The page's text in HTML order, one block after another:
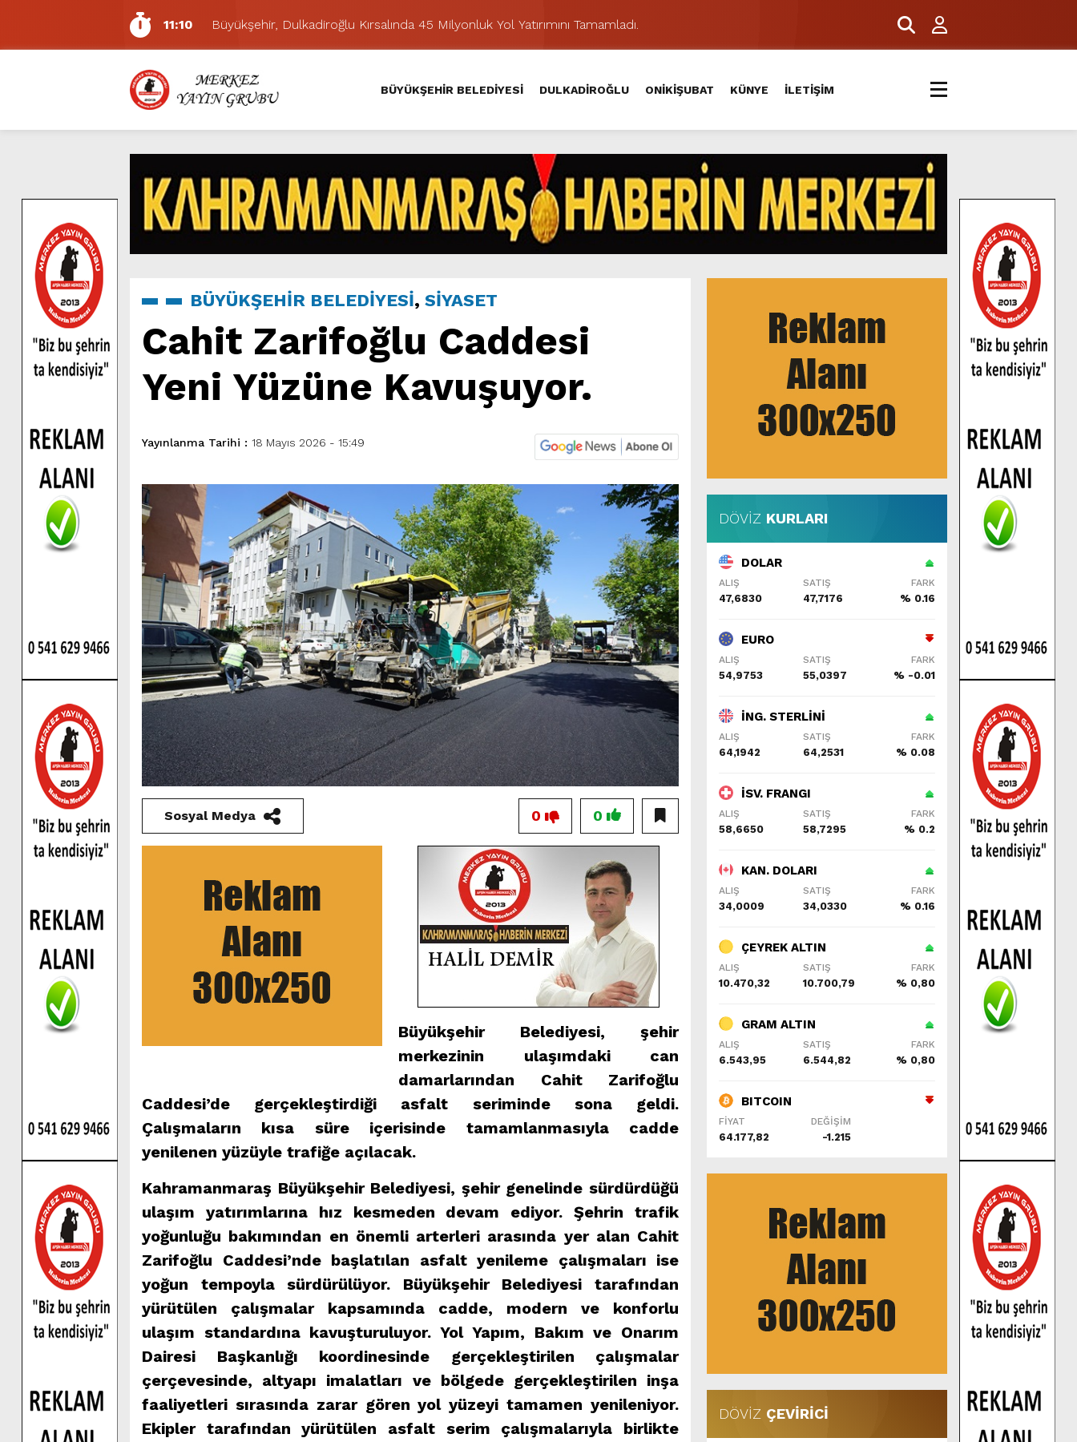
11:10
Büyükşehir, Dulkadiroğlu Kırsalında 45 Milyonluk Yol Yatırımını Tamamladı.
5:17
Uluslararası Bisiklet Yarışması’nda İkinci Etap Nefes Kesti.
5:15
Büyükşehir, Gazneliler Caddesi’nde Son Kat Asfalt Serimini Sürdürüyor.
6:54
Büyükşehir, Dulkadiroğlu Hacı Murat Caddesi’ni Asfalta Hazırlıyor.
6:53
Büyükşehir’den Dulkadiroğlu Kırsalına Değer Katan Yol Yatırımı.
6:50
Geleneksel Ağustos Fuarı’nda Eğlence ve Nostalji Bir Aradaydı.
6:48
Tevfik Kadıoğlu Kavşağı Yeni Düzenlemeyle Daha Akıcı Hale Geliyor.
10:21
Dedublüman KAFUM’da Müzik Ziyafeti Yaşatacak.
16:31
Yeşilçam’ın Efsanesi Ağustos Fuarı’nda Hayat Bulacak
11:14
Pazarcık’ta Yollar Büyükşehir’le Yenileniyor.
BÜYÜKŞEHİR BELEDİYESİ DULKADİROĞLU ONİKİŞUBAT KÜNYE İLETİŞİM
BÜYÜKŞEHİR BELEDİYESİ, SİYASET
Cahit Zarifoğlu Caddesi
Yeni Yüzüne Kavuşuyor.
Yayınlanma Tarihi : 18 Mayıs 2026 - 15:49
Sosyal Medya 0
0
Büyükşehir Belediyesi, şehir
merkezinin ulaşımdaki can
damarlarından Cahit Zarifoğlu
Caddesi’de gerçekleştirdiği asfalt seriminde sona geldi.
Çalışmaların kısa süre içerisinde tamamlanmasıyla cadde
yenilenen yüzüyle trafiğe açılacak.
Kahramanmaraş Büyükşehir Belediyesi, şehir genelinde sürdürdüğü
ulaşım yatırımlarına hız kesmeden devam ediyor. Şehrin trafik
yoğunluğu bakımından en önemli arterleri arasında yer alan Cahit
Zarifoğlu Caddesi’nde başlatılan asfalt yenileme çalışmaları ise
yoğun tempoyla sürdürülüyor. Büyükşehir Belediyesi tarafından
yürütülen çalışmalar kapsamında cadde, modern ve konforlu
ulaşım standardına kavuşturuluyor. Yol Yapım, Bakım ve Onarım
Dairesi Başkanlığı koordinesinde gerçekleştirilen çalışmalar
çerçevesinde, altyapı imalatları ve bölgede gerçekleştirilen inşa
faaliyetleri sırasında zarar gören yol yüzeyi tamamen yenileniyor.
Ekipler tarafından yürütülen asfalt serim çalışmalarıyla birlikte
DÖVİZ KURLARI
DOLAR
ALIŞ SATIŞ FARK
47,6830 47,7176 % 0.16
EURO
ALIŞ SATIŞ FARK
54,9753 55,0397 % -0.01
İNG. STERLİNİ
ALIŞ SATIŞ FARK
64,1942 64,2531 % 0.08
İSV. FRANGI
ALIŞ SATIŞ FARK
58,6650 58,7295 % 0.2
KAN. DOLARI
ALIŞ SATIŞ FARK
34,0009 34,0330 % 0.16
ÇEYREK ALTIN
ALIŞ SATIŞ FARK
10.470,32 10.700,79 % 0,80
GRAM ALTIN
ALIŞ SATIŞ FARK
6.543,95 6.544,82 % 0,80
BITCOIN
FİYAT DEĞİŞİM
64.177,82 -1.215
DÖVİZ ÇEVİRİCİ